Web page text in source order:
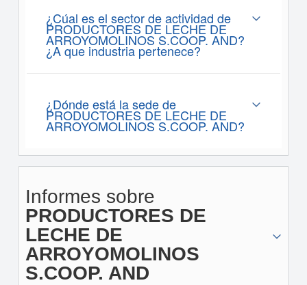
¿Cúal es el sector de actividad de
PRODUCTORES DE LECHE DE
ARROYOMOLINOS S.COOP. AND?
¿A que industria pertenece?
¿Dónde está la sede de
PRODUCTORES DE LECHE DE
ARROYOMOLINOS S.COOP. AND?
Informes sobre
PRODUCTORES DE
LECHE DE
ARROYOMOLINOS
S.COOP. AND